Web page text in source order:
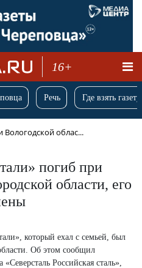
16+
Речь Где взять
Вологодской облас...
погиб при
области, его
который ехал с семьей, был
Об этом сообщил
Российская сталь»,